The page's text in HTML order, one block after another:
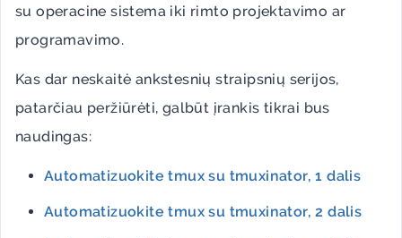
su operacine sistema iki rimto projektavimo ar
programavimo.
Kas dar neskaitė ankstesnių straipsnių serijos,
patarčiau peržiūrėti, galbūt įrankis tikrai bus
naudingas:
Automatizuokite tmux su tmuxinator, 1 dalis
Automatizuokite tmux su tmuxinator, 2 dalis